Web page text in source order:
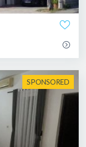
SPONSORED